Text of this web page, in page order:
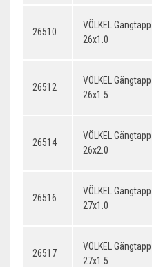
26510
VÖLKEL
26x1.0
26512
VÖLKEL
26x1.5
26514
VÖLKEL
26x2.0
26516
VÖLKEL
27x1.0
26517
VÖLKEL
27x1.5